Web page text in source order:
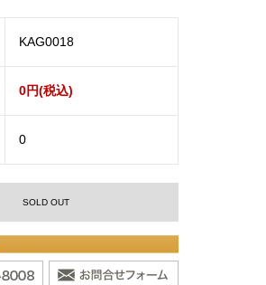
KAG0018
0円(税込)
0
SOLD OUT